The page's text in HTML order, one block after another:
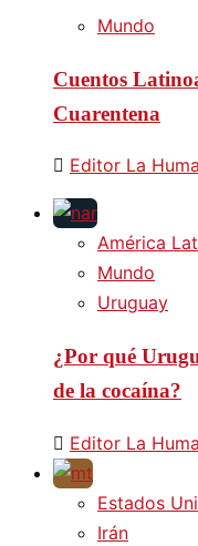
Mundo
Cuentos
Cuarentena
Editor La
América
Mundo
Uruguay
¿Por qué
de la cocaína?
Editor La
Estados
Irán